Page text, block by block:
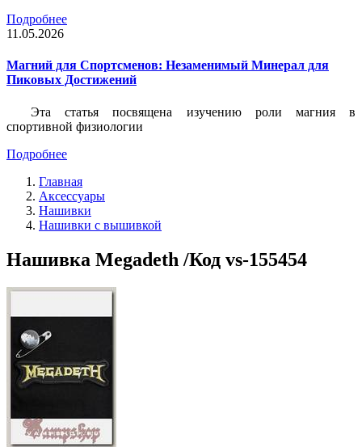
Подробнее
11.05.2026
Магний для Спортсменов: Незаменимый Минерал для
Пиковых Достижений
Эта статья посвящена изучению роли магния в
спортивной физиологии
Подробнее
Главная
Аксессуары
Нашивки
Нашивки с вышивкой
Нашивка Megadeth /Код vs-155454